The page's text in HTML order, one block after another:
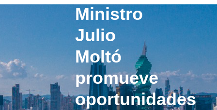
Ministro
Julio
Moltó
promueve
oportunidades